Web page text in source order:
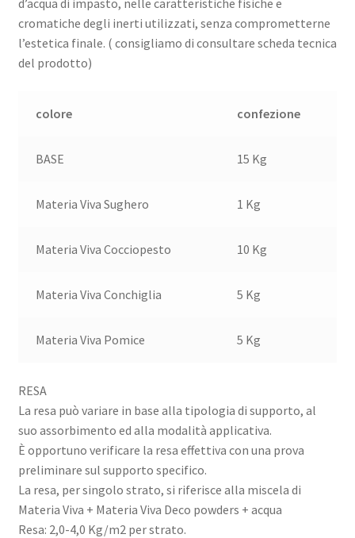
d’acqua di impasto, nelle caratteristiche fisiche e
cromatiche degli inerti utilizzati, senza comprometterne
l’estetica finale. ( consigliamo di consultare scheda tecnica
del prodotto)
colore confezione
BASE 15 Kg
Materia Viva Sughero 1 Kg
Materia Viva Cocciopesto 10 Kg
Materia Viva Conchiglia 5 Kg
Materia Viva Pomice 5 Kg
RESA
La resa può variare in base alla tipologia di supporto, al
suo assorbimento ed alla modalità applicativa.
È opportuno verificare la resa effettiva con una prova
preliminare sul supporto specifico.
La resa, per singolo strato, si riferisce alla miscela di
Materia Viva + Materia Viva Deco powders + acqua
Resa: 2,0-4,0 Kg/m2 per strato.